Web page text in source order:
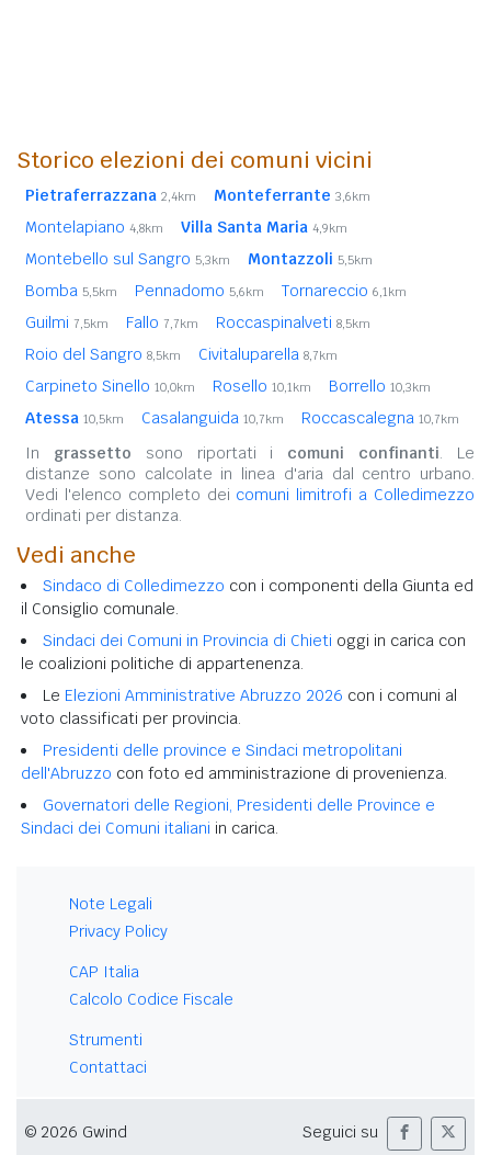
Storico elezioni dei comuni vicini
Pietraferrazzana 2,4km Monteferrante 3,6km
Montelapiano 4,8km Villa Santa Maria 4,9km
Montebello sul Sangro 5,3km Montazzoli 5,5km
Bomba 5,5km Pennadomo 5,6km Tornareccio 6,1km
Guilmi 7,5km Fallo 7,7km Roccaspinalveti 8,5km
Roio del Sangro 8,5km Civitaluparella 8,7km
Carpineto Sinello 10,0km Rosello 10,1km Borrello 10,3km
Atessa 10,5km Casalanguida 10,7km Roccascalegna 10,7km
In grassetto sono riportati i comuni confinanti. Le
distanze sono calcolate in linea d'aria dal centro urbano.
Vedi l'elenco completo dei comuni limitrofi a Colledimezzo
ordinati per distanza.
Vedi anche
Sindaco di Colledimezzo con i componenti della Giunta ed
il Consiglio comunale.
Sindaci dei Comuni in Provincia di Chieti oggi in carica con
le coalizioni politiche di appartenenza.
Le Elezioni Amministrative Abruzzo 2026 con i comuni al
voto classificati per provincia.
Presidenti delle province e Sindaci metropolitani
dell'Abruzzo con foto ed amministrazione di provenienza.
Governatori delle Regioni, Presidenti delle Province e
Sindaci dei Comuni italiani in carica.
Note Legali
Privacy Policy
CAP Italia
Calcolo Codice Fiscale
Strumenti
Contattaci
© 2026 Gwind Seguici su